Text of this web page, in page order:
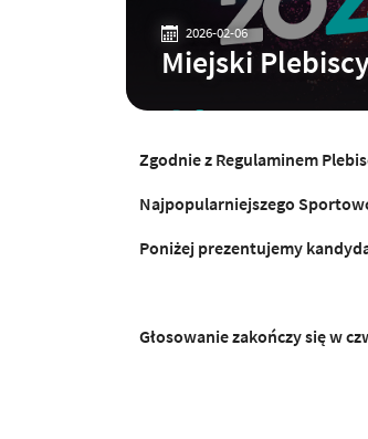
2026-02-06
Miejski
Zgodnie z Regulaminem
Najpopularniejszego
Poniżej prezentujemy
Głosowanie zakończy się w